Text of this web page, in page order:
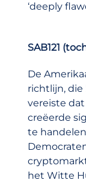
‘deeply
SAB121
De
richtlijn,
vereiste
creëerde
te
het Witte